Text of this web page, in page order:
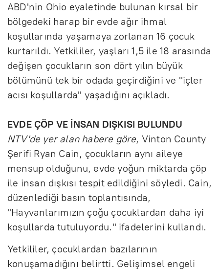
ABD'nin Ohio eyaletinde bulunan kırsal bir
bölgedeki harap bir evde ağır ihmal
koşullarında yaşamaya zorlanan 16 çocuk
kurtarıldı. Yetkililer, yaşları 1,5 ile 18 arasında
değişen çocukların son dört yılın büyük
bölümünü tek bir odada geçirdiğini ve "içler
acısı koşullarda" yaşadığını açıkladı.
EVDE ÇÖP VE İNSAN DIŞKISI BULUNDU
NTV'de yer alan habere göre, Vinton County
Şerifi Ryan Cain, çocukların aynı aileye
mensup olduğunu, evde yoğun miktarda çöp
ile insan dışkısı tespit edildiğini söyledi. Cain,
düzenlediği basın toplantısında,
"Hayvanlarımızın çoğu çocuklardan daha iyi
koşullarda tutuluyordu." ifadelerini kullandı.
Yetkililer, çocuklardan bazılarının
konuşamadığını belirtti. Gelişimsel engeli